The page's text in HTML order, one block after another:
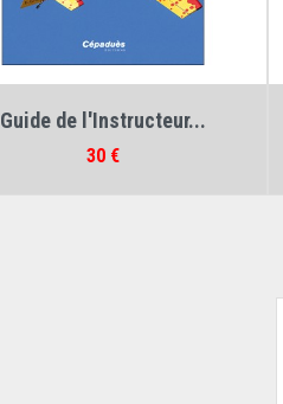
Guide de l'Instructeur...
Prix
30 €